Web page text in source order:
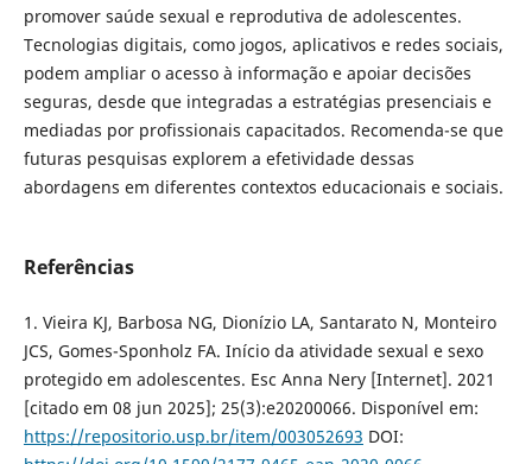
promover saúde sexual e reprodutiva de adolescentes.
Tecnologias digitais, como jogos, aplicativos e redes sociais,
podem ampliar o acesso à informação e apoiar decisões
seguras, desde que integradas a estratégias presenciais e
mediadas por profissionais capacitados. Recomenda-se que
futuras pesquisas explorem a efetividade dessas
abordagens em diferentes contextos educacionais e sociais.
Referências
1. Vieira KJ, Barbosa NG, Dionízio LA, Santarato N, Monteiro
JCS, Gomes-Sponholz FA. Início da atividade sexual e sexo
protegido em adolescentes. Esc Anna Nery [Internet]. 2021
[citado em 08 jun 2025]; 25(3):e20200066. Disponível em:
https://repositorio.usp.br/item/003052693 DOI: